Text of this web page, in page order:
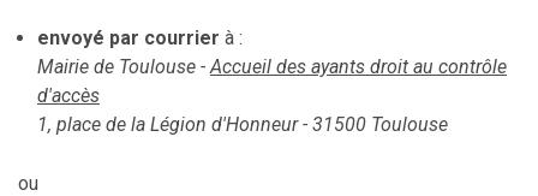
envoyé par courrier à :
Mairie de Toulouse - Accueil des ayants droit au contrôle
d'accès
1, place de la Légion d'Honneur - 31500 Toulouse
ou